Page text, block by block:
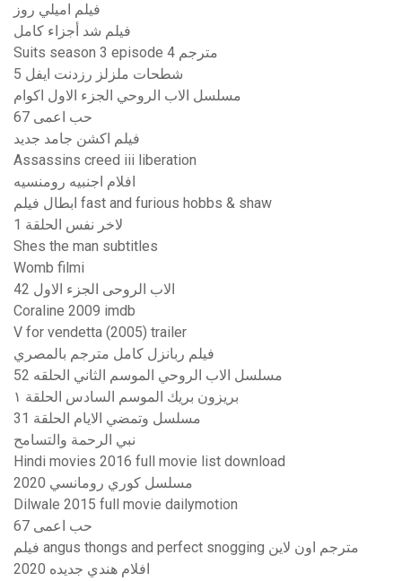
فيلم اميلي روز
فيلم شد أجزاء كامل
Suits season 3 episode 4 مترجم
شطحات ملزلز رزدنت ايفل 5
مسلسل الاب الروحي الجزء الاول اكوام
حب اعمى 67
فيلم اكشن جامد جديد
Assassins creed iii liberation
افلام اجنبيه رومنسيه
ابطال فيلم fast and furious hobbs & shaw
لاخر نفس الحلقة 1
Shes the man subtitles
Womb filmi
الاب الروحى الجزء الاول 42
Coraline 2009 imdb
V for vendetta (2005) trailer
فيلم ربانزل كامل مترجم بالمصري
مسلسل الاب الروحي الموسم الثاني الحلقه 52
بريزون بريك الموسم السادس الحلقة ١
مسلسل وتمضي الايام الحلقة 31
نبي الرحمة والتسامح
Hindi movies 2016 full movie list download
مسلسل كوري رومانسي 2020
Dilwale 2015 full movie dailymotion
حب اعمى 67
فيلم angus thongs and perfect snogging مترجم اون لاين
افلام هندي جديده 2020